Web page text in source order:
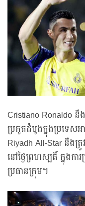
Cristiano Ronaldo
ប្រកួតដំបូងក្នុងប្រទេស
Riyadh All-Star នឹងត្
នៅថ្ងៃព្រហស្បតិ៍ ក្នុងកា
ប្រធានក្រុម។